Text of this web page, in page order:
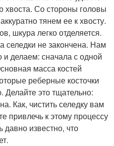
хвоста. Со стороны головы
тянем ее к хвосту.
шкура легко отделяется.
селедки не закончена. Нам
и делаем: сначала с одной
масса костей
реберные косточки
Делайте это тщательно:
Как, чистить селедку вам
привлечь к этому процессу
известно, что